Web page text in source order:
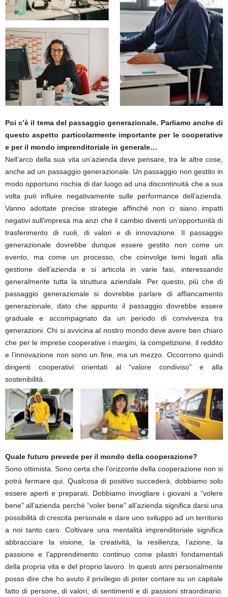
Poi c’è il tema del passaggio generazionale. Parliamo anche di
questo aspetto particolarmente importante per le cooperative
e per il mondo imprenditoriale in generale…
Nell’arco della sua vita un’azienda deve pensare, tra le altre cose,
anche ad un passaggio generazionale. Un passaggio non gestito in
modo opportuno rischia di dar luogo ad una discontinuità che a sua
volta può influire negativamente sulle performance dell’azienda.
Vanno adottate precise strategie affinché non ci siano impatti
negativi sull’impresa ma anzi che il cambio diventi un’opportunità di
trasferimento di ruoli, di valori e di innovazione. Il passaggio
generazionale dovrebbe dunque essere gestito non come un
evento, ma come un processo, che coinvolge temi legati alla
gestione dell’azienda e si articola in varie fasi, interessando
generalmente tutta la struttura aziendale. Per questo, più che di
passaggio generazionale si dovrebbe parlare di affiancamento
generazionale, dato che appunto il passaggio dovrebbe essere
graduale e accompagnato da un periodo di convivenza tra
generazioni. Chi si avvicina al nostro mondo deve avere ben chiaro
che per le imprese cooperative i margini, la competizione, il reddito
e l’innovazione non sono un fine, ma un mezzo. Occorrono quindi
dirigenti cooperativi orientati al “valore condiviso” e alla
sostenibilità.
Quale futuro prevede per il mondo della cooperazione?
Sono ottimista. Sono certa che l’orizzonte della cooperazione non si
potrà fermare qui. Qualcosa di positivo succederà, dobbiamo solo
essere aperti e preparati. Dobbiamo invogliare i giovani a “volere
bene” all’azienda perché “voler bene” all’azienda significa darsi una
possibilità di crescita personale e dare uno sviluppo ad un territorio
a noi tanto caro. Coltivare una mentalità imprenditoriale significa
abbracciare la visione, la creatività, la resilienza, l’azione, la
passione e l’apprendimento continuo come pilastri fondamentali
della propria vita e del proprio lavoro. In questi anni personalmente
posso dire che ho avuto il privilegio di poter contare su un capitale
fatto di persone, di valori, di sentimenti e di passioni straordinario.